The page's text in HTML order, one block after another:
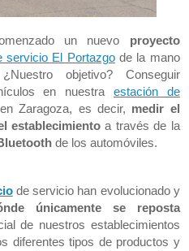
un nuevo proyecto
servicio El Portazgode la mano
objetivo? Conseguir
en nuestra estación de
Zaragoza, es decir, medir el
establecimientoa través de la
de los automóviles.
de servicio han evolucionado y
únicamente se reposta
de nuestros establecimientos
diferentes tipos de productos y